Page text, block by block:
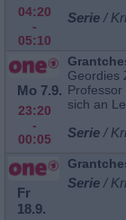
04:20
-
05:10
Serie /
Mo 7.9.
23:20
-
00:05
Geordies
sich an
Serie /
Fr
18.9.
Serie /